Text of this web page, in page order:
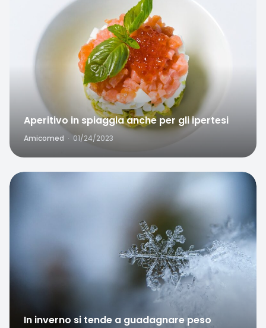
Aperitivo in spiaggia anche per gli ipertesi
Amicomed · 01/24/2023
In inverno si tende a guadagnare peso